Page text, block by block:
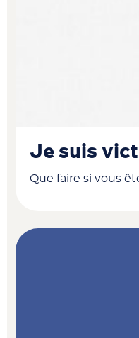
Je suis
Que faire si vous